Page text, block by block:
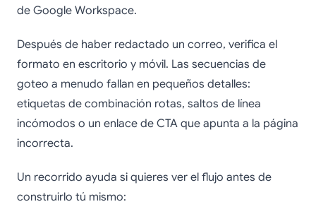
de Google Workspace.
Después de haber redactado un correo, verifica el
formato en escritorio y móvil. Las secuencias de
goteo a menudo fallan en pequeños detalles:
etiquetas de combinación rotas, saltos de línea
incómodos o un enlace de CTA que apunta a la página
incorrecta.
Un recorrido ayuda si quieres ver el flujo antes de
construirlo tú mismo: